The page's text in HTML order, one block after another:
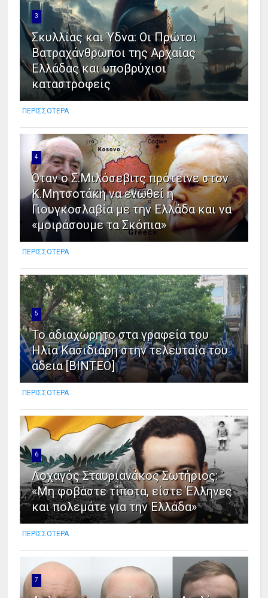
3
Σκυλλίας και Ύδνα: Οι Πρώτοι
Βατραχάνθρωποι της Αρχαίας
Ελλάδας και υποβρύχιοι
καταστροφείς
ΠΕΡΙΣΣΟΤΕΡΑ
4
Όταν ο Σ.Μιλόσεβιτς πρότεινε στον
Κ.Μητσοτάκη να ενωθεί η
Γιουγκοσλαβία με την Ελλάδα και να
«μοιράσουμε τα Σκόπια»
ΠΕΡΙΣΣΟΤΕΡΑ
5
Το αδιαχώρητο στα γραφεία του
Ηλία Κασιδιάρη στην τελευταία του
άδεια [ΒΙΝΤΕΟ]
ΠΕΡΙΣΣΟΤΕΡΑ
6
Λοχαγός Σταυριανάκος Σωτήριος:
«Μη φοβάστε τίποτα, είστε Έλληνες
και πολεμάτε για την Ελλάδα»
ΠΕΡΙΣΣΟΤΕΡΑ
7